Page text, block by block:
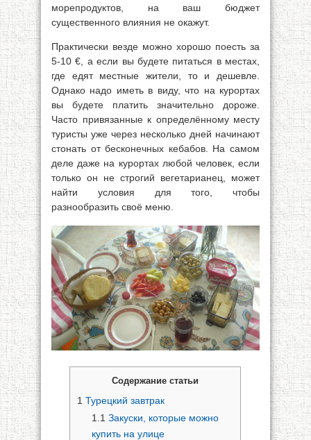
морепродуктов, на ваш бюджет
существенного влияния не окажут.
Практически везде можно хорошо поесть за
5-10 €, а если вы будете питаться в местах,
где едят местные жители, то и дешевле.
Однако надо иметь в виду, что на курортах
вы будете платить значительно дороже.
Часто привязанные к определённому месту
туристы уже через несколько дней начинают
стонать от бесконечных кебабов. На самом
деле даже на курортах любой человек, если
только он не строгий вегетарианец, может
найти условия для того, чтобы
разнообразить своё меню.
Содержание статьи
1 Турецкий завтрак
1.1 Закуски, которые можно
купить на улице